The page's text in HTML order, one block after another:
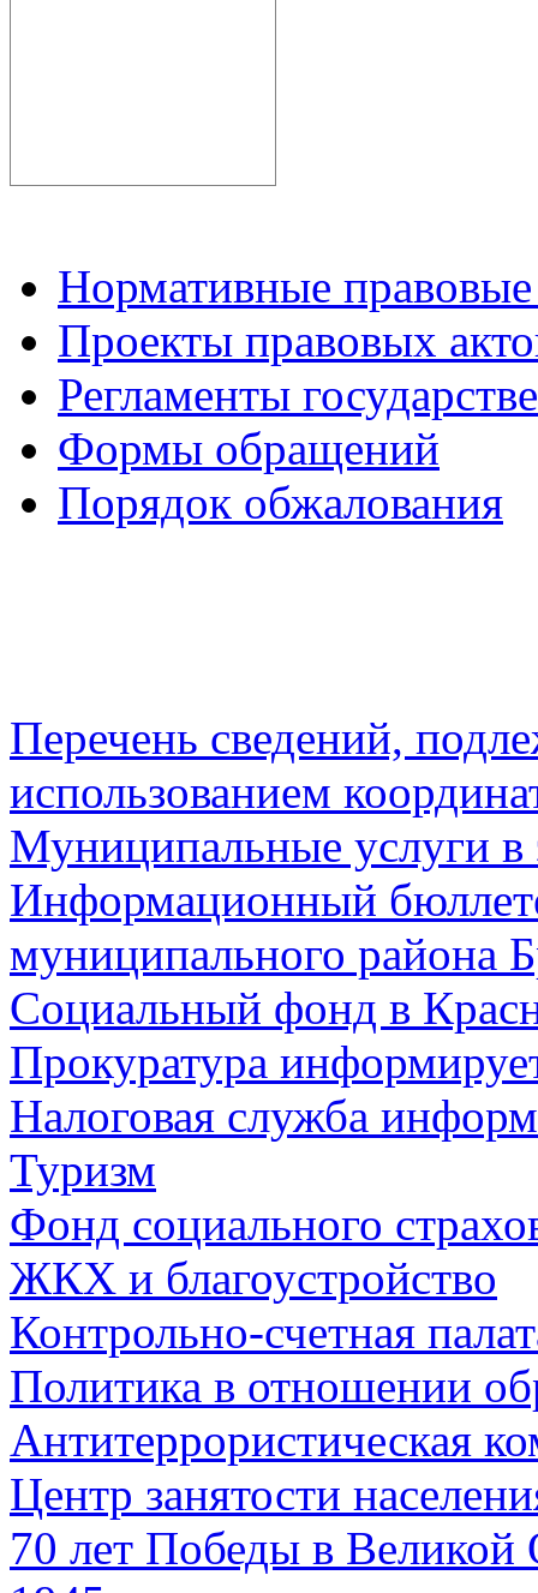
Нормативные
Проекты правовых
Регламенты
Формы обращений
Порядок обжалования
Перечень сведений,
использованием
Муниципальные услуги в
Информационный
муниципального района
Социальный фонд в
Прокуратура
Налоговая служба
Туризм
Фонд социального
ЖКХ и благоустройство
Контрольно-счетная
Политика в отношении
Антитеррористическая
Центр занятости
70 лет Победы в Великой